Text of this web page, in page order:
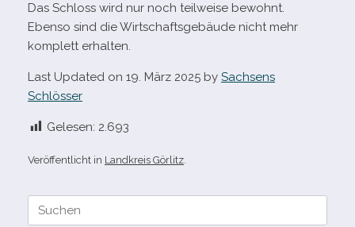
Das Schloss wird nur noch teil­weise bewohnt.
Ebenso sind die Wirtschaftsgebäude nicht mehr
kom­plett erhalten.
Last Updated on 19. März 2025 by Sachsens
Schlösser
Gelesen: 2.693
Veröffentlicht in Landkreis Görlitz
Suche